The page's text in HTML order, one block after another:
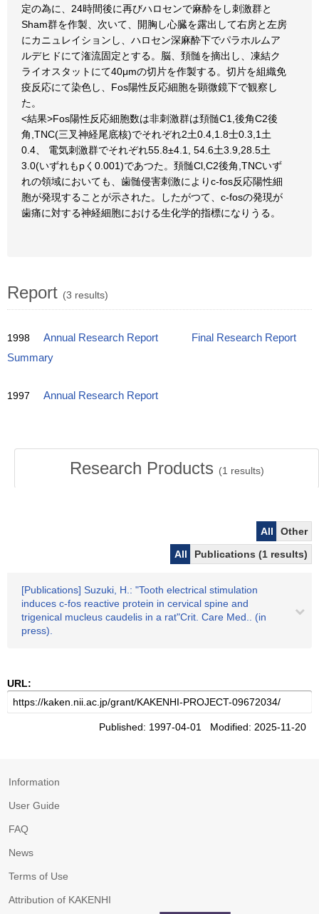
定の為に、24時間後に再びハロセンで麻酔をし刺激群と
Sham群を作製、次いて、開胸し心臓を露出して右房と左房
にカニュレイションし、ハロセン深麻酔下でパラホルムア
ルデヒドにて潅流固定とする。脳、頚髄を摘出し、凍結ク
ライオスタットにて40μmの切片を作製する。切片を組織免
疫反応にて染色し、Fos陽性反応細胞を顕微鏡下で観察し
た。
<結果>Fos陽性反応細胞数は非刺激群は頚髄C1,後角C2後
角,TNC(三叉神経尾底核)でそれぞれ2土0.4,1.8士0.3,1土
0.4、 電気刺激群でそれぞれ55.8±4.1, 54.6土3.9,28.5土
3.0(いずれもpく0.001)であつた。頚髄Cl,C2後角,TNCいず
れの領域においても、歯髄侵害刺激によりc-fos反応陽性細
胞が発現することが示された。したがつて、c-fosの発現が
歯痛に対する神経細胞における生化学的指標になりうる。
Report (3 results)
1998 Annual Research Report
Final Research Report
Summary
1997 Annual Research Report
Research Products (1 results)
All
Other
All
Publications (1 results)
[Publications] Suzuki, H.: "Tooth electrical stimulation
induces c-fos reactive protein in cervical spine and
trigenical mucleus caudelis in a rat"Crit. Care Med.. (in
press).
URL:
Published: 1997-04-01 Modified: 2025-11-20
Information
User Guide
FAQ
News
Terms of Use
Attribution of KAKENHI